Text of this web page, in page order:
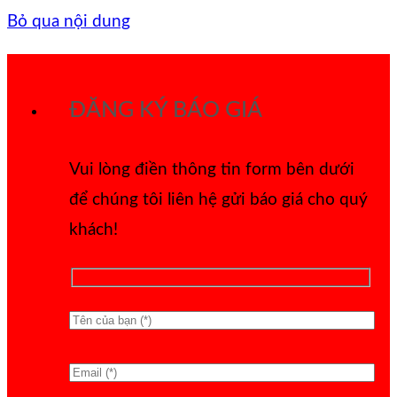
Bỏ qua nội dung
ĐĂNG KÝ BÁO GIÁ
Vui lòng điền thông tin form bên dưới
để chúng tôi liên hệ gửi báo giá cho quý
khách!